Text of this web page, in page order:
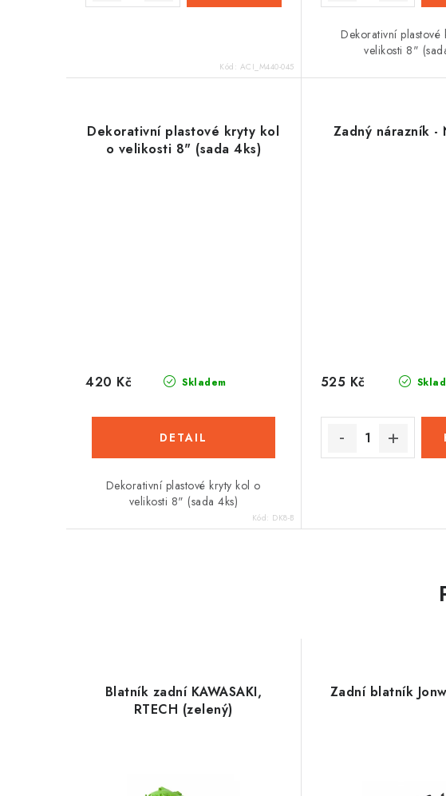
Kód: ACI_M440-045
Dekorativní plastové
velikosti 8"
Dekorativní plastové kryty kol
o velikosti 8" (sada 4ks)
Skladem
420 Kč
Dekorativní plastové kryty kol o
velikosti 8" (sada 4ks)
Kód: DK8-B
Zadný nárazník -
525 Kč
Blatník zadní KAWASAKI,
RTECH (zelený)
Zadní blatník